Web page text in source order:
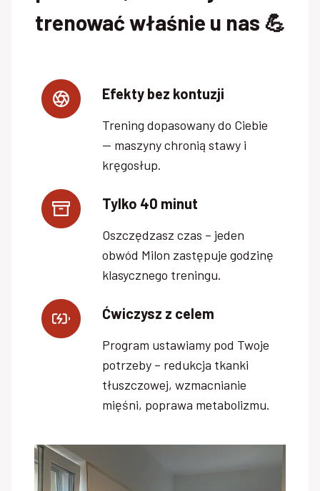
trenować właśnie u nas 💪
Efekty bez kontuzji
Trening dopasowany do Ciebie
— maszyny chronią stawy i
kręgosłup.
Tylko 40 minut
Oszczędzasz czas – jeden
obwód Milon zastępuje godzinę
klasycznego treningu.
Ćwiczysz z celem
Program ustawiamy pod Twoje
potrzeby – redukcja tkanki
tłuszczowej, wzmacnianie
mięśni, poprawa metabolizmu.